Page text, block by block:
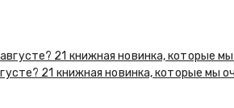
21 книжная новинка, которые мы